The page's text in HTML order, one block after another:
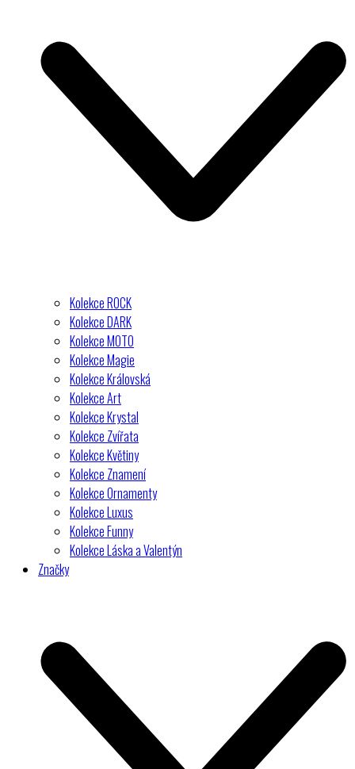
Kolekce ROCK
Kolekce DARK
Kolekce MOTO
Kolekce Magie
Kolekce Královská
Kolekce Art
Kolekce Krystal
Kolekce Zvířata
Kolekce Květiny
Kolekce Znamení
Kolekce Ornamenty
Kolekce Luxus
Kolekce Funny
Kolekce Láska a Valentýn
Značky